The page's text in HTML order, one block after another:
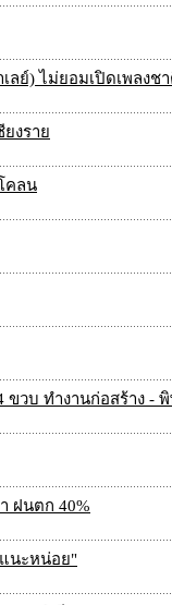
ลย์) ไม่ยอมเปิดเพลงช
งราย
คลน
ขวบ ทำงานก่อสร้าง -
ฝนตก 40%
นะหน่อย"